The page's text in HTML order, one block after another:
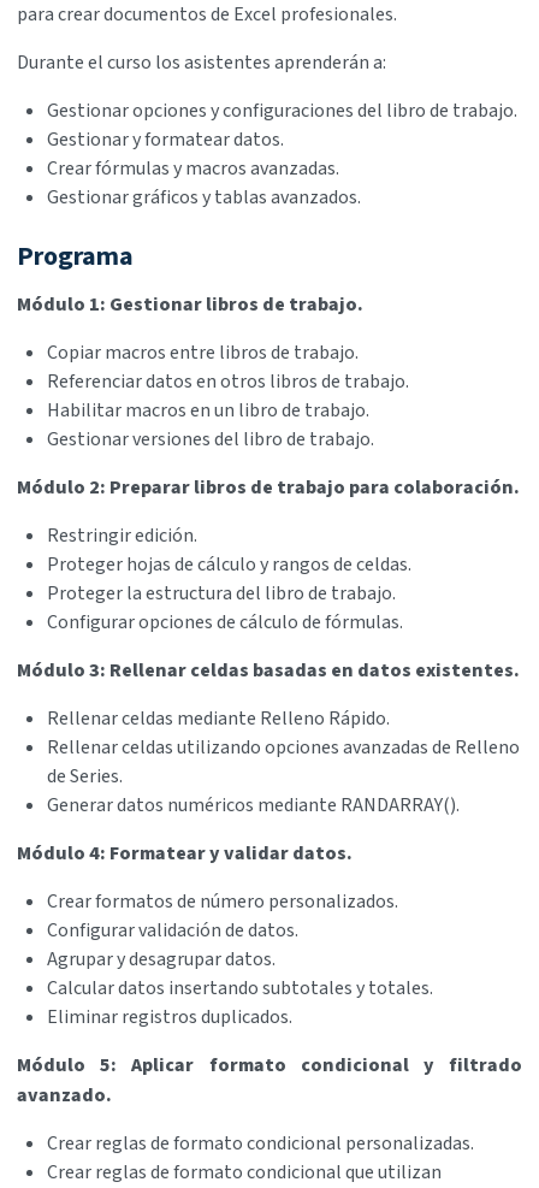
para crear documentos de Excel profesionales.
Durante el curso los asistentes aprenderán a:
Gestionar opciones y configuraciones del libro de trabajo.
Gestionar y formatear datos.
Crear fórmulas y macros avanzadas.
Gestionar gráficos y tablas avanzados.
Programa
Módulo 1: Gestionar libros de trabajo.
Copiar macros entre libros de trabajo.
Referenciar datos en otros libros de trabajo.
Habilitar macros en un libro de trabajo.
Gestionar versiones del libro de trabajo.
Módulo 2: Preparar libros de trabajo para colaboración.
Restringir edición.
Proteger hojas de cálculo y rangos de celdas.
Proteger la estructura del libro de trabajo.
Configurar opciones de cálculo de fórmulas.
Módulo 3: Rellenar celdas basadas en datos existentes.
Rellenar celdas mediante Relleno Rápido.
Rellenar celdas utilizando opciones avanzadas de Relleno
de Series.
Generar datos numéricos mediante RANDARRAY().
Módulo 4: Formatear y validar datos.
Crear formatos de número personalizados.
Configurar validación de datos.
Agrupar y desagrupar datos.
Calcular datos insertando subtotales y totales.
Eliminar registros duplicados.
Módulo 5: Aplicar formato condicional y filtrado
avanzado.
Crear reglas de formato condicional personalizadas.
Crear reglas de formato condicional que utilizan